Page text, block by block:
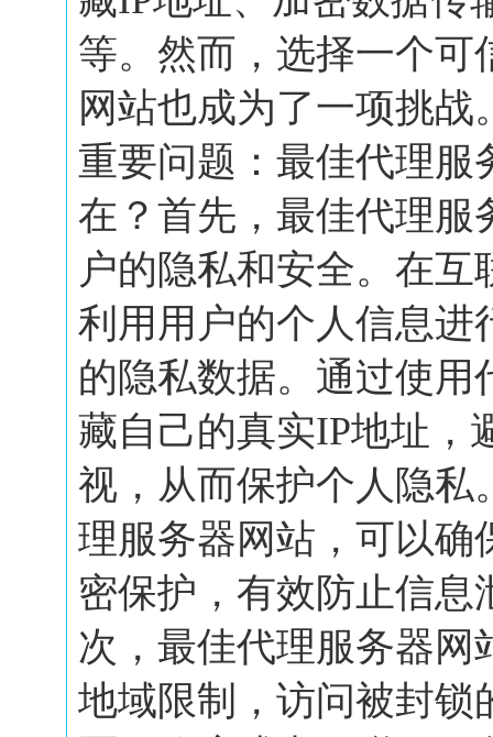
等。然而，选择一个可
网站也成为了一项挑
重要问题：最佳代理服
在？首先，最佳代理服
户的隐私和安全。在
利用用户的个人信息进
的隐私数据。通过使
藏自己的真实IP地址，
视，从而保护个人隐私
理服务器网站，可以确
密保护，有效防止信
次，最佳代理服务器
地域限制，访问被封锁